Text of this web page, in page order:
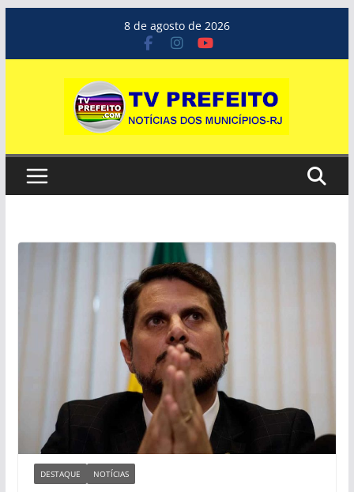
o
8 de agosto de 2026
DESTAQUE NOTÍCIAS